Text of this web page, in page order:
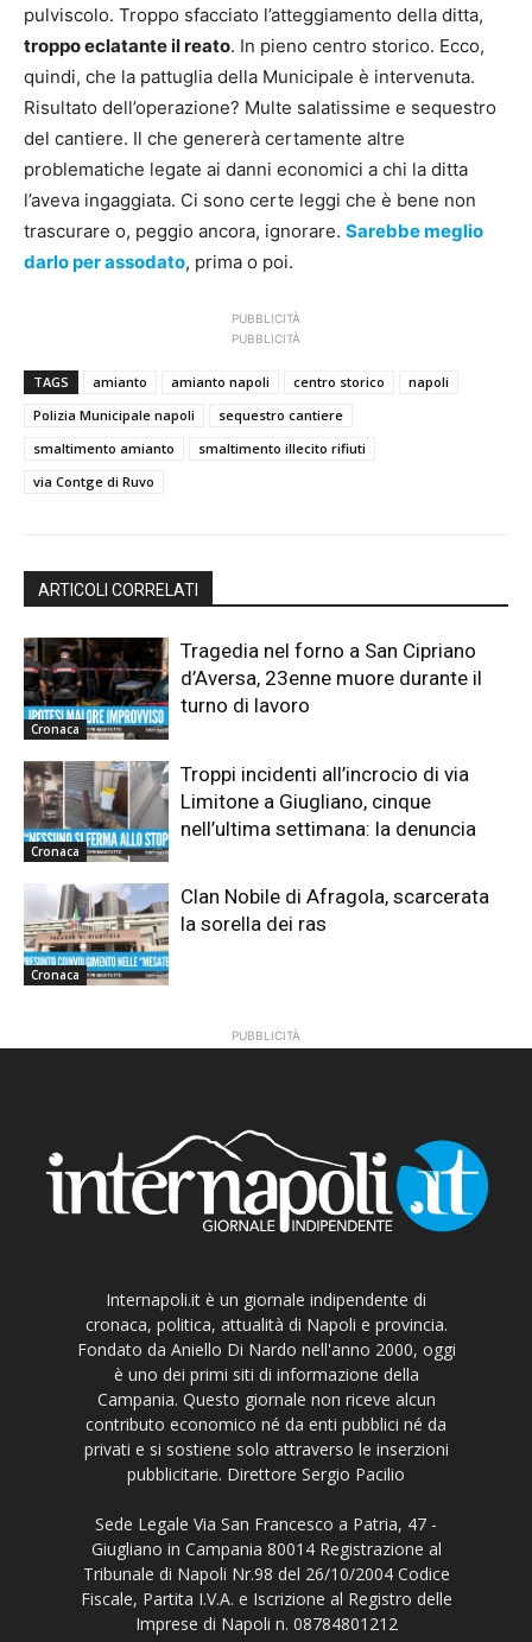
pulviscolo. Troppo sfacciato l’atteggiamento della ditta,
troppo eclatante il reato. In pieno centro storico. Ecco,
quindi, che la pattuglia della Municipale è intervenuta.
Risultato dell’operazione? Multe salatissime e sequestro
del cantiere. Il che genererà certamente altre
problematiche legate ai danni economici a chi la ditta
l’aveva ingaggiata. Ci sono certe leggi che è bene non
trascurare o, peggio ancora, ignorare. Sarebbe meglio
darlo per assodato, prima o poi.
PUBBLICITÀ
PUBBLICITÀ
TAGS amianto amianto napoli centro storico
napoli
Polizia Municipale napoli
sequestro cantiere
smaltimento amianto
smaltimento illecito rifiuti
via Contge di Ruvo
ARTICOLI CORRELATI
Cronaca
Tragedia nel forno a San Cipriano
d’Aversa, 23enne muore durante il
turno di lavoro
Cronaca
Troppi incidenti all’incrocio di via
Limitone a Giugliano, cinque
nell’ultima settimana: la denuncia
Cronaca
Clan Nobile di Afragola, scarcerata
la sorella dei ras
PUBBLICITÀ
Internapoli.it è un giornale indipendente di
cronaca, politica, attualità di Napoli e provincia.
Fondato da Aniello Di Nardo nell'anno 2000, oggi
è uno dei primi siti di informazione della
Campania. Questo giornale non riceve alcun
contributo economico né da enti pubblici né da
privati e si sostiene solo attraverso le inserzioni
pubblicitarie. Direttore Sergio Pacilio
Sede Legale Via San Francesco a Patria, 47 -
Giugliano in Campania 80014 Registrazione al
Tribunale di Napoli Nr.98 del 26/10/2004 Codice
Fiscale, Partita I.V.A. e Iscrizione al Registro delle
Imprese di Napoli n. 08784801212